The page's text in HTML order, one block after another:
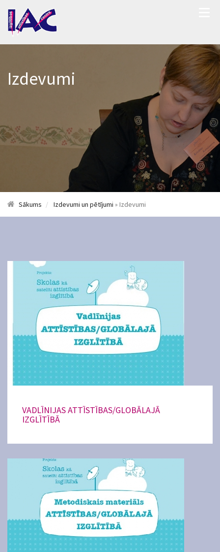
Izdevumi
Sākums Izdevumi un pētījumi » Izdevumi
VADLĪNIJAS ATTĪSTĪBAS/GLOBĀLAJĀ
IZGLĪTĪBĀ